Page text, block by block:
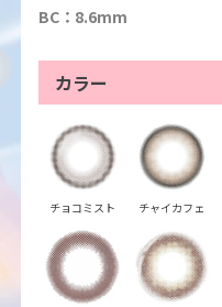
BC：8.6mm
カラー
チョコミスト チャイカフェ